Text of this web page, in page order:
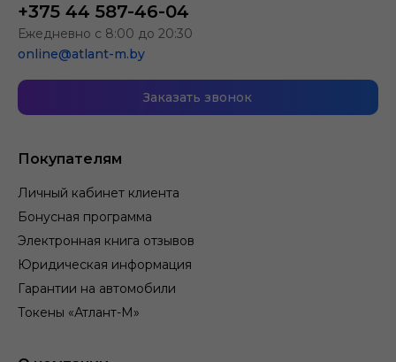
Покупателям
Личный кабинет клиента
Бонусная программа
Электронная книга отзывов
Юридическая информация
Гарантии на автомобили
Токены «Атлант-М»
+375 44 587-46-04
Ежедневно с 8:00 до 20:30
online@atlant-m.by
Заказать звонок